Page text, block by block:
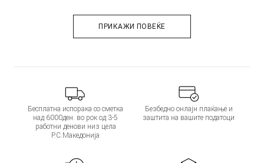
ПРИКАЖИ ПОВЕЌЕ
Бесплатна испорака со сметка
над 6000ден. во рок од 3-5
работни денови низ цела
Р.С.Македонија
Безбедно онлајн плаќање и
заштита на вашите податоци